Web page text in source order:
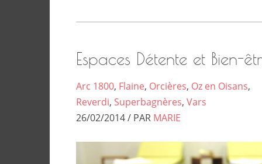
Espaces Détente et Bien-
Arc 1800, Flaine, Orcières, Oz en Oisans,
Reverdi, Superbagnères, Vars
26/02/2014 / PAR MARIE